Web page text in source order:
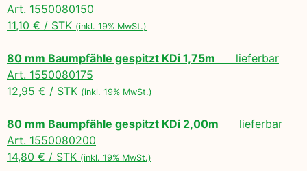
Art. 1550080150
11,10 € / STK (inkl. 19% MwSt.)
80 mm Baumpfähle gespitzt KDi 1,75m lieferbar
Art. 1550080175
12,95 € / STK (inkl. 19% MwSt.)
80 mm Baumpfähle gespitzt KDi 2,00m lieferbar
Art. 1550080200
14,80 € / STK (inkl. 19% MwSt.)